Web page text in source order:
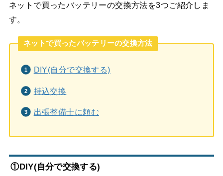
ネットで買ったバッテリーの交換方法を3つご紹介しま
す。
ネットで買ったバッテリーの交換方法
DIY(自分で交換する)
持込交換
出張整備士に頼む
①DIY(自分で交換する)